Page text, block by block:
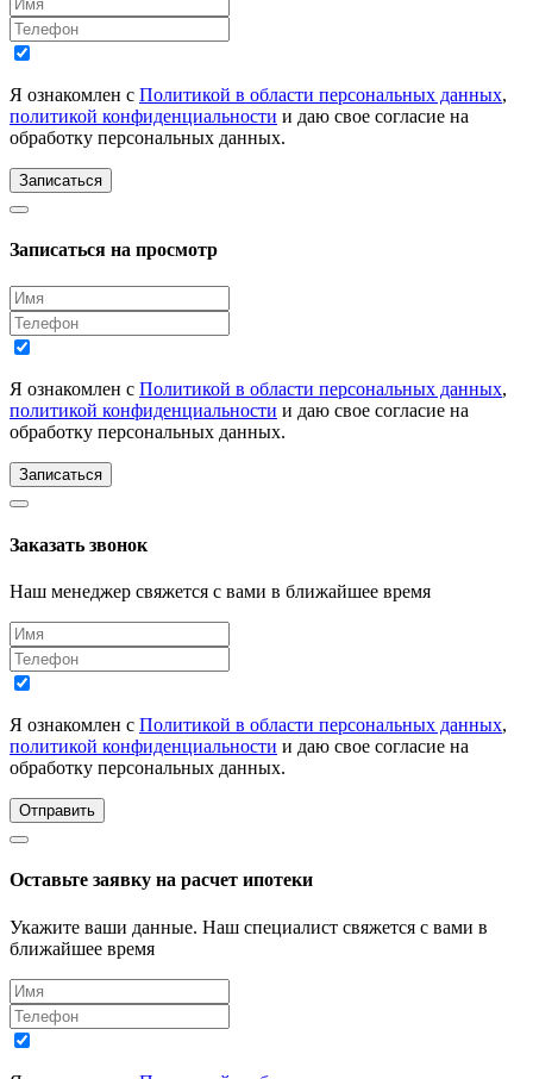
Я ознакомлен с Политикой в области персональных данных,
политикой конфиденциальности и даю свое согласие на
обработку персональных данных.
Записаться
Записаться на просмотр
Я ознакомлен с Политикой в области персональных данных,
политикой конфиденциальности и даю свое согласие на
обработку персональных данных.
Записаться
Заказать звонок
Наш менеджер свяжется с вами в ближайшее время
Я ознакомлен с Политикой в области персональных данных,
политикой конфиденциальности и даю свое согласие на
обработку персональных данных.
Отправить
Оставьте заявку на расчет ипотеки
Укажите ваши данные. Наш специалист свяжется с вами в
ближайшее время